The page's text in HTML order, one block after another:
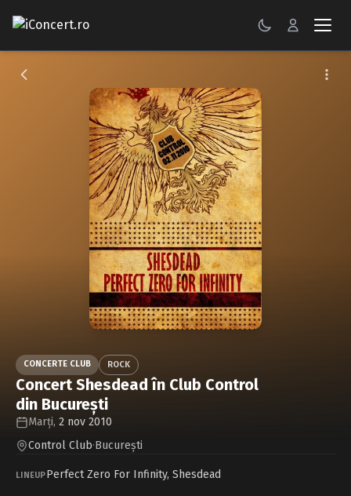
CONCERTE
Caută în site...
CONCERTE CLUB ROCK
Concert Shesdead în Club Control
din Bucureşti
Marți, 2 nov 2010
Control Club·Bucureşti
LINEUPPerfect Zero For Infinity, Shesdead